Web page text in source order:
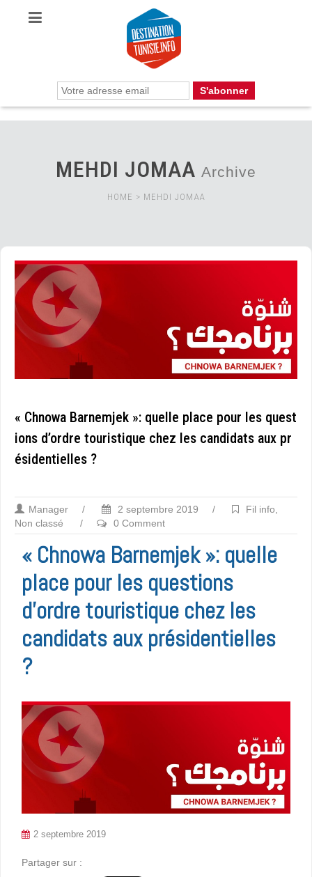
MEHDI JOMAA Archive
HOME > MEHDI JOMAA
« Chnowa Barnemjek »: quelle place pour les quest
ions d’ordre touristique chez les candidats aux pr
ésidentielles ?
Manager / 2 septembre 2019 / Fil info
Non classé
/ 0 Comment
« Chnowa Barnemjek »: quelle
place pour les questions
d’ordre touristique chez les
candidats aux présidentielles
?
2 septembre 2019
Partager sur :